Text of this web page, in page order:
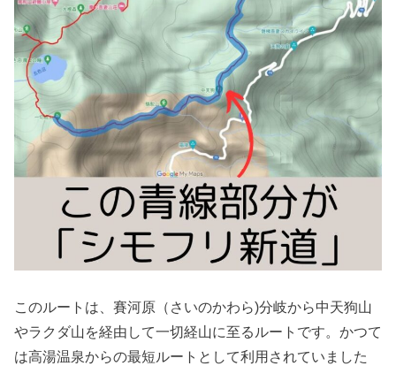
このルートは、賽河原（さいのかわら)分岐から中天狗山
やラクダ山を経由して一切経山に至るルートです。かつて
は高湯温泉からの最短ルートとして利用されていました